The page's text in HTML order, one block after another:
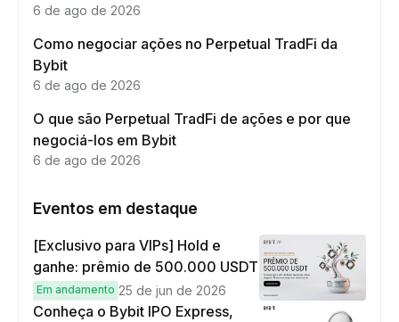
6 de ago de 2026
Como negociar ações no Perpetual TradFi da
Bybit
6 de ago de 2026
O que são Perpetual TradFi de ações e por que
negociá-los em Bybit
6 de ago de 2026
Eventos em destaque
[Exclusivo para VIPs] Hold e
ganhe: prêmio de 500.000 USDT
Em andamento 25 de jun de 2026
Conheça o Bybit IPO Express,